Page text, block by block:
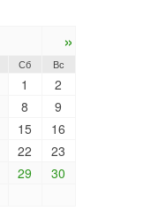
»
Сб Вс
1
2
8
9
15
16
22
23
29
30